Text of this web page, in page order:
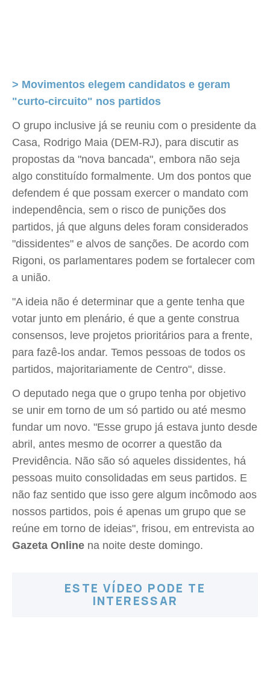
> Movimentos elegem candidatos e geram
"curto-circuito" nos partidos
O grupo inclusive já se reuniu com o presidente da
Casa, Rodrigo Maia (DEM-RJ), para discutir as
propostas da "nova bancada", embora não seja
algo constituído formalmente. Um dos pontos que
defendem é que possam exercer o mandato com
independência, sem o risco de punições dos
partidos, já que alguns deles foram considerados
"dissidentes" e alvos de sanções. De acordo com
Rigoni, os parlamentares podem se fortalecer com
a união.
"A ideia não é determinar que a gente tenha que
votar junto em plenário, é que a gente construa
consensos, leve projetos prioritários para a frente,
para fazê-los andar. Temos pessoas de todos os
partidos, majoritariamente de Centro", disse.
O deputado nega que o grupo tenha por objetivo
se unir em torno de um só partido ou até mesmo
fundar um novo. "Esse grupo já estava junto desde
abril, antes mesmo de ocorrer a questão da
Previdência. Não são só aqueles dissidentes, há
pessoas muito consolidadas em seus partidos. E
não faz sentido que isso gere algum incômodo aos
nossos partidos, pois é apenas um grupo que se
reúne em torno de ideias", frisou, em entrevista ao
Gazeta Online na noite deste domingo.
ESTE VÍDEO PODE TE
INTERESSAR